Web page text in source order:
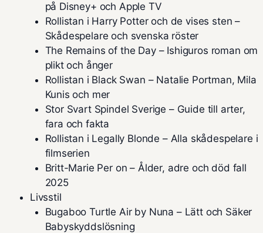
på Disney+ och Apple TV
Rollistan i Harry Potter och de vises sten –
Skådespelare och svenska röster
The Remains of the Day – Ishiguros roman om
plikt och ånger
Rollistan i Black Swan – Natalie Portman, Mila
Kunis och mer
Stor Svart Spindel Sverige – Guide till arter,
fara och fakta
Rollistan i Legally Blonde – Alla skådespelare i
filmserien
Britt-Marie Per on – Ålder, adre och död fall
2025
Livsstil
Bugaboo Turtle Air by Nuna – Lätt och Säker
Babyskyddslösning